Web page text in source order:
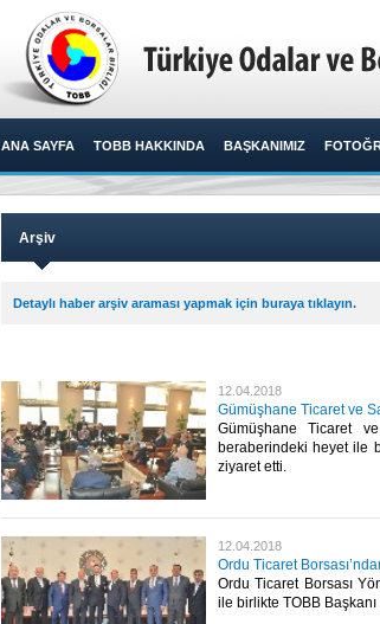
ANA SAYFA TOBB HAKKINDA BAŞKANIMIZ
Arşiv
Detaylı haber arşiv araması yapmak için buraya tıklayın.
12.04.2018
Gümüşhane Ticaret ve
Gümüşhane Ticaret
beraberindeki heyet ile
ziyaret etti.​
12.04.2018
Ordu Ticaret
Ordu Ticaret Borsası
ile birlikte TOBB Başkanı